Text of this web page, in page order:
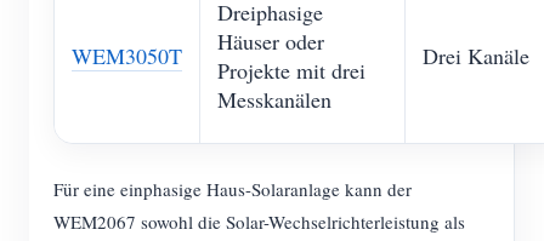
WEM3050T
Dreiphasige
Häuser oder
Projekte mit drei
Messkanälen
Drei Kanäle
Für eine einphasige Haus-Solaranlage kann der
WEM2067 sowohl die Solar-Wechselrichterleistung als